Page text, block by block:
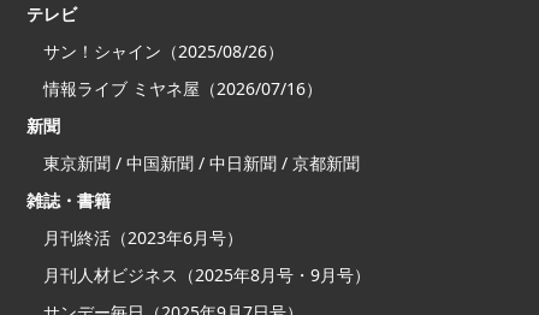
テレビ
サン！シャイン（2025/08/26）
情報ライブ ミヤネ屋（2026/07/16）
新聞
東京新聞 / 中国新聞 / 中日新聞 / 京都新聞
雑誌・書籍
月刊終活（2023年6月号）
月刊人材ビジネス（2025年8月号・9月号）